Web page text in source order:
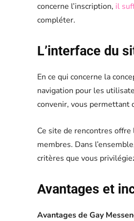
concerne l’inscription, il
compléter.
L’interface du
En ce qui concerne la
navigation pour les
convenir, vous permettant
Ce site de rencontres
membres. Dans
critères que vous
Avantages et
Avantages de Gay